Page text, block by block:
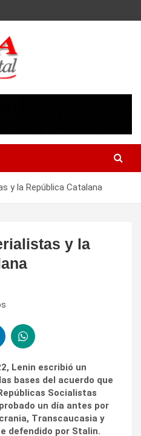
y la República Catalana
y la
Lenin escribió un
bases del acuerdo que
Socialistas
un día antes por
Transcaucasia y
defendido por Stalin.